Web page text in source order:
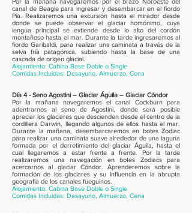
canal de Beagle para ingresar y desembarcar en el fiordo
Pía. Realizaremos una excursión hasta el mirador desde
donde se puede observar el glaciar homónimo, cuya
lengua principal se extiende desde lo alto del cordón
montañoso hasta el mar. Durante la tarde ingresaremos al
fiordo Garibaldi, para realizar una caminata a través de la
selva fría patagónica, subiendo hasta la base de una
cascada de origen glacial.
Alojamiento: Cabina Base Doble o Single
Comidas Incluidas: Desayuno, Almuerzo, Cena
Día 4 - Seno Agostini – Glaciar Águila – Glaciar Cóndor
Por la mañana navegaremos el canal Cockburn para
adentrarnos al seno de Agostini, donde será posible
apreciar los glaciares que descienden desde el centro de la
cordillera Darwin, llegando algunos de ellos hasta el mar.
Durante la mañana, desembarcaremos en botes Zodiac
para realizar una caminata suave alrededor de una laguna
formada por el derretimiento del glaciar Águila, hasta el
cual llegaremos a estar frente a frente. Por la tarde
realizaremos una navegación en botes Zodiacs para
acercarnos al glaciar Cóndor. Aprenderemos sobre la
formación de los glaciares y su influencia en la abrupta
geografía de los canales fueguinos.
Alojamiento: Cabina Base Doble o Single
Comidas Incluidas: Desayuno, Almuerzo, Cena